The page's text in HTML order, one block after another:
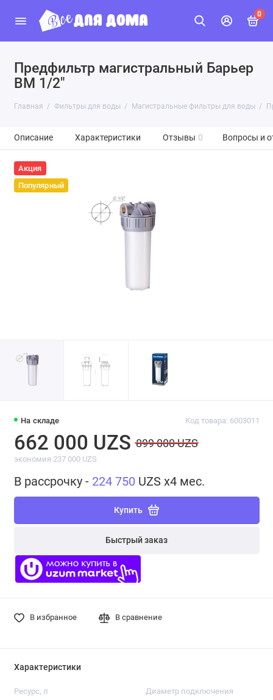
0
Предфильтр магистральный Барьер
ВМ 1/2"
Главная Фильтры для воды Магистральные фильтры для воды
Описание Характеристики Отзывы 0 Вопросы и
Акция
Популярный
На складе Код товара: 6003011
662 000 UZS 899 000 UZS
экономия 237 000 UZS
В рассрочку - 224 750 UZS x4 мес.
Купить
Быстрый заказ
В избранное В сравнение
Характеристики
Ресурс, л Диаметр подключения